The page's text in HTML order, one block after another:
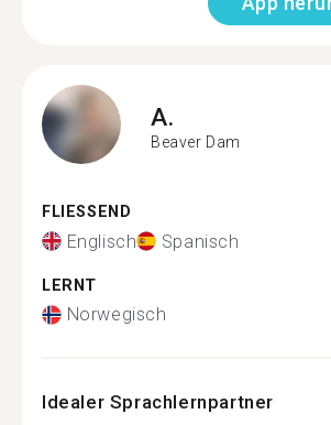
A.
Beaver Dam
FLIESSEND
Englisch Spanisch
LERNT
Norwegisch
Idealer Sprachlernpartner